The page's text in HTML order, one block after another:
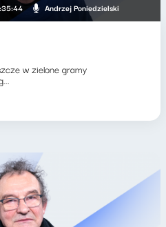
Andrzej Poniedzielski
w zielone gramy